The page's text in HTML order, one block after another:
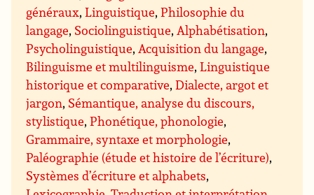
généraux,Linguistique,Philosophie du
langage, Sociolinguistique,Alphabétisation,
Psycholinguistique,Acquisition du langage,
Bilinguisme et multilinguisme,Linguistique
historique et comparative,Dialecte, argot et
jargon, Sémantique, analyse du discours,
stylistique,Phonétique, phonologie,
Grammaire, syntaxe et morphologie,
Paléographie (étude et histoire de l’écriture),
Systèmes d’écriture et alphabets,